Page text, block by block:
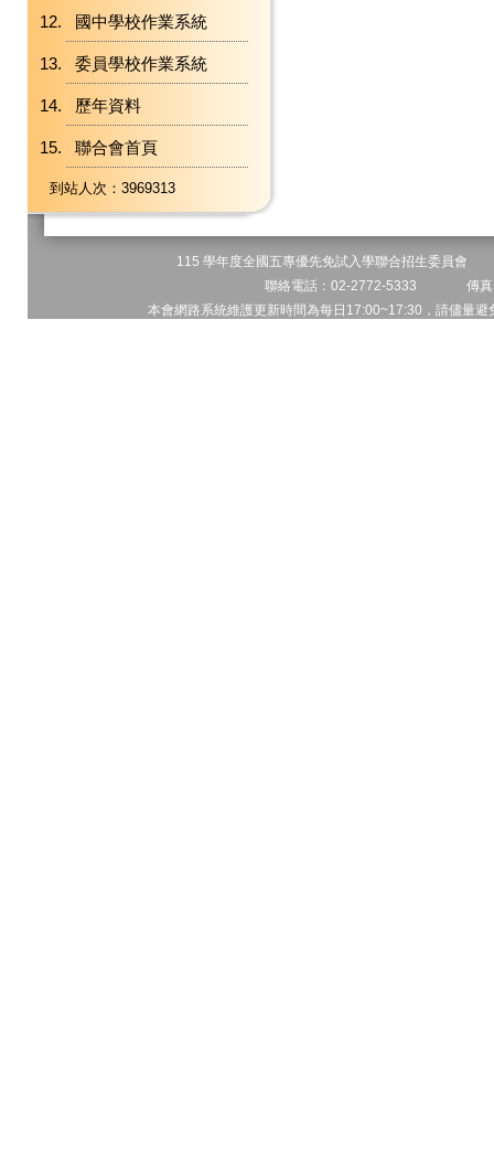
國中學校作業系統
委員學校作業系統
歷年資料
聯合會首頁
到站人次：3969313
115 學年度全國五專優先免試入學聯合招生委員會
聯絡電話：02-2772-5333 傳
本會網路系統維護更新時間為每日17:00~17:30，請儘量